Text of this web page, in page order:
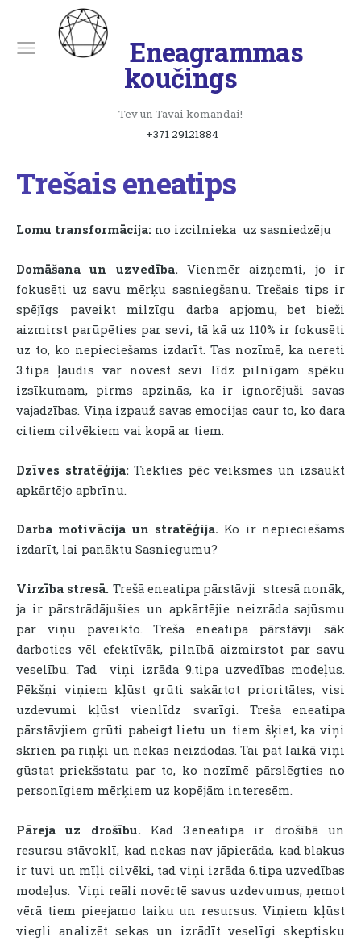
Eneagrammas
koučings
Tevun Tavai komandai!
+371 29121884
Trešais eneatips
Lomu transformācija: no izcilnieka uz sasniedzēju
Domāšana un uzvedība. Vienmēr aizņemti, jo ir
fokusēti uz savu mērķu sasniegšanu. Trešais tips ir
spējīgs paveikt milzīgu darba apjomu, bet bieži
aizmirst parūpēties par sevi, tā kā uz 110% ir fokusēti
uz to, ko nepieciešams izdarīt. Tas nozīmē, ka nereti
3.tipa ļaudis var novest sevi līdz pilnīgam spēku
izsīkumam, pirms apzinās, ka ir ignorējuši savas
vajadzības. Viņa izpauž savas emocijas caur to, ko dara
citiem cilvēkiem vai kopā ar tiem.
Dzīves stratēģija: Tiekties pēc veiksmes un izsaukt
apkārtējo apbrīnu.
Darba motivācija un stratēģija. Ko ir nepieciešams
izdarīt, lai panāktu Sasniegumu?
Virzība stresā. Trešā eneatipa pārstāvji stresā nonāk,
ja ir pārstrādājušies un apkārtējie neizrāda sajūsmu
par viņu paveikto. Treša eneatipa pārstāvji sāk
darboties vēl efektīvāk, pilnībā aizmirstot par savu
veselību. Tad viņi izrāda 9.tipa uzvedības modeļus.
Pēkšņi viņiem kļūst grūti sakārtot prioritātes, visi
uzdevumi kļūst vienlīdz svarīgi. Treša eneatipa
pārstāvjiem grūti pabeigt lietu un tiem šķiet, ka viņi
skrien pa riņķi un nekas neizdodas. Tai pat laikā viņi
gūstat priekšstatu par to, ko nozīmē pārslēgties no
personīgiem mērķiem uz kopējām interesēm.
Pāreja uz drošību. Kad 3.eneatipa ir drošībā un
resursu stāvoklī, kad nekas nav jāpierāda, kad blakus
ir tuvi un mīļi cilvēki, tad viņi izrāda 6.tipa uzvedības
modeļus. Viņi reāli novērtē savus uzdevumus, ņemot
vērā tiem pieejamo laiku un resursus. Viņiem kļūst
viegli analizēt sekas un izrādīt veselīgi skeptisku